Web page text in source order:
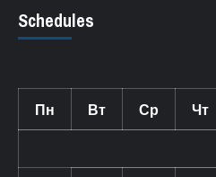
Schedules
Пн Вт Ср Чт